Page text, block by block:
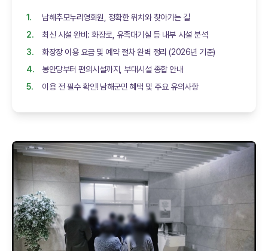
남해추모누리영화원, 정확한 위치와 찾아가는 길
최신 시설 완비: 화장로, 유족대기실 등 내부 시설 분석
화장장 이용 요금 및 예약 절차 완벽 정리 (2026년 기준)
봉안당부터 편의시설까지, 부대시설 종합 안내
이용 전 필수 확인! 남해군민 혜택 및 주요 유의사항